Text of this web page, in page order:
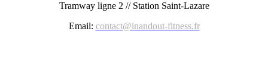
Tramway ligne 2 // Station Saint-Lazare
Email: contact@inandout-fitness.fr